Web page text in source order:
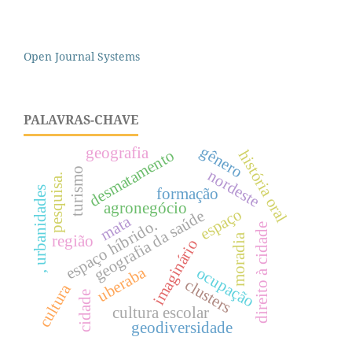
Open Journal Systems
PALAVRAS-CHAVE
geografia da saúde
imaginário
agronegócio
uberaba moradia
ocupaçãodireito à cidade
cultura escolar
história oral
cidade
formação
espaço híbrido.
desmatamento
mata
região
nordeste
turismo
espaço
, urbanidades
geografia
clusters
gênero
pesquisa.
cultura geodiversidade